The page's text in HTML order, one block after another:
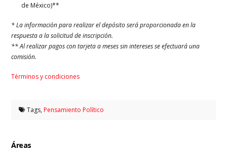
de México)**
* La información para realizar el depósito será proporcionada en la
respuesta a la solicitud de inscripción.
** Al realizar pagos con tarjeta a meses sin intereses se efectuará una
comisión.
Términos y condiciones
Tags,Pensamiento Político
Áreas